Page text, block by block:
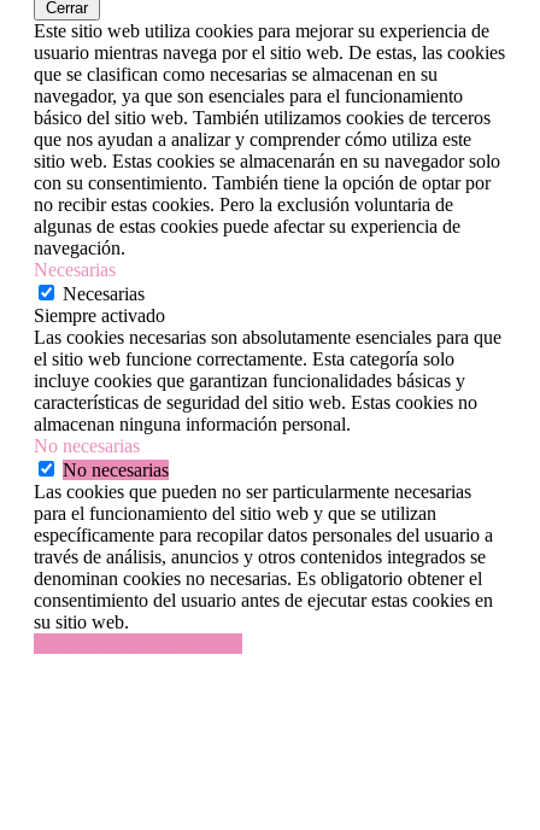
Cerrar
Este sitio web utiliza cookies para mejorar su experiencia de
usuario mientras navega por el sitio web. De estas, las cookies
que se clasifican como necesarias se almacenan en su
navegador, ya que son esenciales para el funcionamiento
básico del sitio web. También utilizamos cookies de terceros
que nos ayudan a analizar y comprender cómo utiliza este
sitio web. Estas cookies se almacenarán en su navegador solo
con su consentimiento. También tiene la opción de optar por
no recibir estas cookies. Pero la exclusión voluntaria de
algunas de estas cookies puede afectar su experiencia de
navegación.
Necesarias
Necesarias
Siempre activado
Las cookies necesarias son absolutamente esenciales para que
el sitio web funcione correctamente. Esta categoría solo
incluye cookies que garantizan funcionalidades básicas y
características de seguridad del sitio web. Estas cookies no
almacenan ninguna información personal.
No necesarias
No necesarias
Las cookies que pueden no ser particularmente necesarias
para el funcionamiento del sitio web y que se utilizan
específicamente para recopilar datos personales del usuario a
través de análisis, anuncios y otros contenidos integrados se
denominan cookies no necesarias. Es obligatorio obtener el
consentimiento del usuario antes de ejecutar estas cookies en
su sitio web.